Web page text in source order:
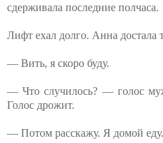
сдерживала последние полчаса.
Лифт ехал долго. Анна достала
— Вить, я скоро буду.
— Что случилось? — голос
Голос дрожит.
— Потом расскажу. Я домой еду.